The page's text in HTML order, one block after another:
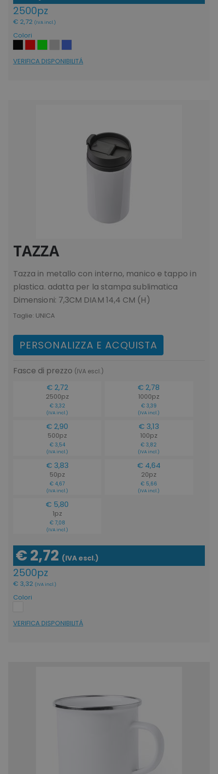
2500pz
€ 2,72 (IVA incl.)
Colori
VERIFICA DISPONIBILITÁ
TAZZA
Tazza in metallo con interno, manico e tappo in
plastica. adatta per la stampa sublimatica
Dimensioni: 7,3CM DIAM 14,4 CM (H)
Taglie: UNICA
PERSONALIZZA E ACQUISTA
Fasce di prezzo (IVA escl.)
€ 2,72
2500pz
€ 3,32
(IVA incl.)
€ 2,78
1000pz
€ 3,39
(IVA incl.)
€ 2,90
500pz
€ 3,54
(IVA incl.)
€ 3,13
100pz
€ 3,82
(IVA incl.)
€ 3,83
50pz
€ 4,67
(IVA incl.)
€ 4,64
20pz
€ 5,66
(IVA incl.)
€ 5,80
1pz
€ 7,08
(IVA incl.)
€ 2,72 (IVA escl.)
2500pz
€ 3,32 (IVA incl.)
Colori
VERIFICA DISPONIBILITÁ